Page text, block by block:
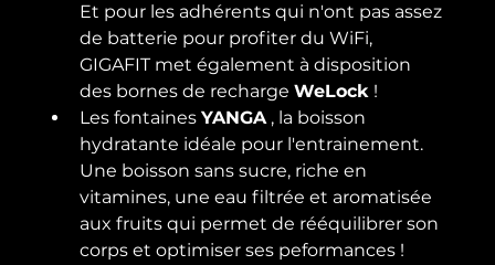
Et pour les adhérents qui n'ont pas assez
de batterie pour profiter du WiFi,
GIGAFIT met également à disposition
des bornes de recharge WeLock !
Les fontaines YANGA , la boisson
hydratante idéale pour l'entrainement.
Une boisson sans sucre, riche en
vitamines, une eau filtrée et aromatisée
aux fruits qui permet de rééquilibrer son
corps et optimiser ses peformances !